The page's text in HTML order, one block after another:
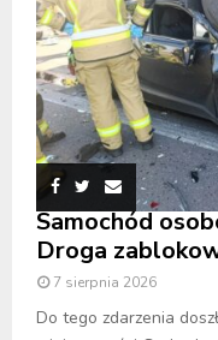
Samochód
Droga
7 sierpnia 2026
Do tego zdarzenia